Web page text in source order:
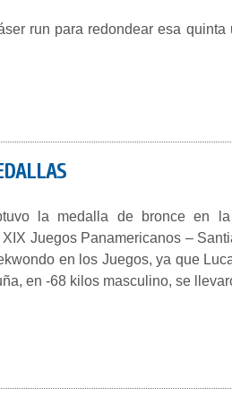
run para redondear esa
la medalla de bronce en
Juegos Panamericanos –
en los Juegos, ya que
en -68 kilos masculino, se